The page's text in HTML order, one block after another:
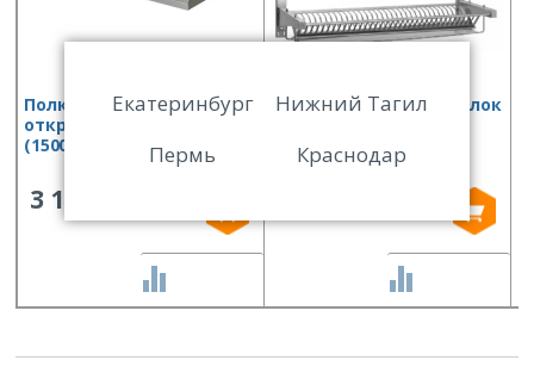
Полка консольная
открытая Финист ПКо
(1500х400х300)
3 157
Полка для сушки тарелок
тарелок, с лотком для
сбора воды)
Екатеринбург
Нижний Тагил
Пермь
Краснодар